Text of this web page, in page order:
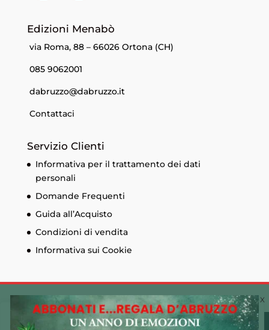
Cookie Policy 🍪
Edizioni Menabò
via Roma, 88 – 66026 Ortona (CH)
085 9062001
dabruzzo@dabruzzo.it
Contattaci
Servizio Clienti
Informativa per il trattamento dei dati
personali
Domande Frequenti
Guida all’Acquisto
Condizioni di vendita
Informativa sui Cookie